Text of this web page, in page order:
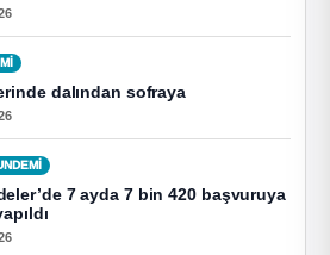
dalından sofraya
7 ayda 7 bin 420 başvuruya